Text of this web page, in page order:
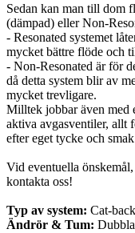
Sedan kan man till dom
(dämpad) eller Non-
- Resonated systemet
mycket bättre flöde och
- Non-Resonated är för
då detta system blir av
mycket trevligare.
Milltek jobbar även med
aktiva avgasventiler, allt
efter eget tycke och
Vid eventuella
kontakta oss!
Typ av system: Cat-back
Ändrör & Tum: